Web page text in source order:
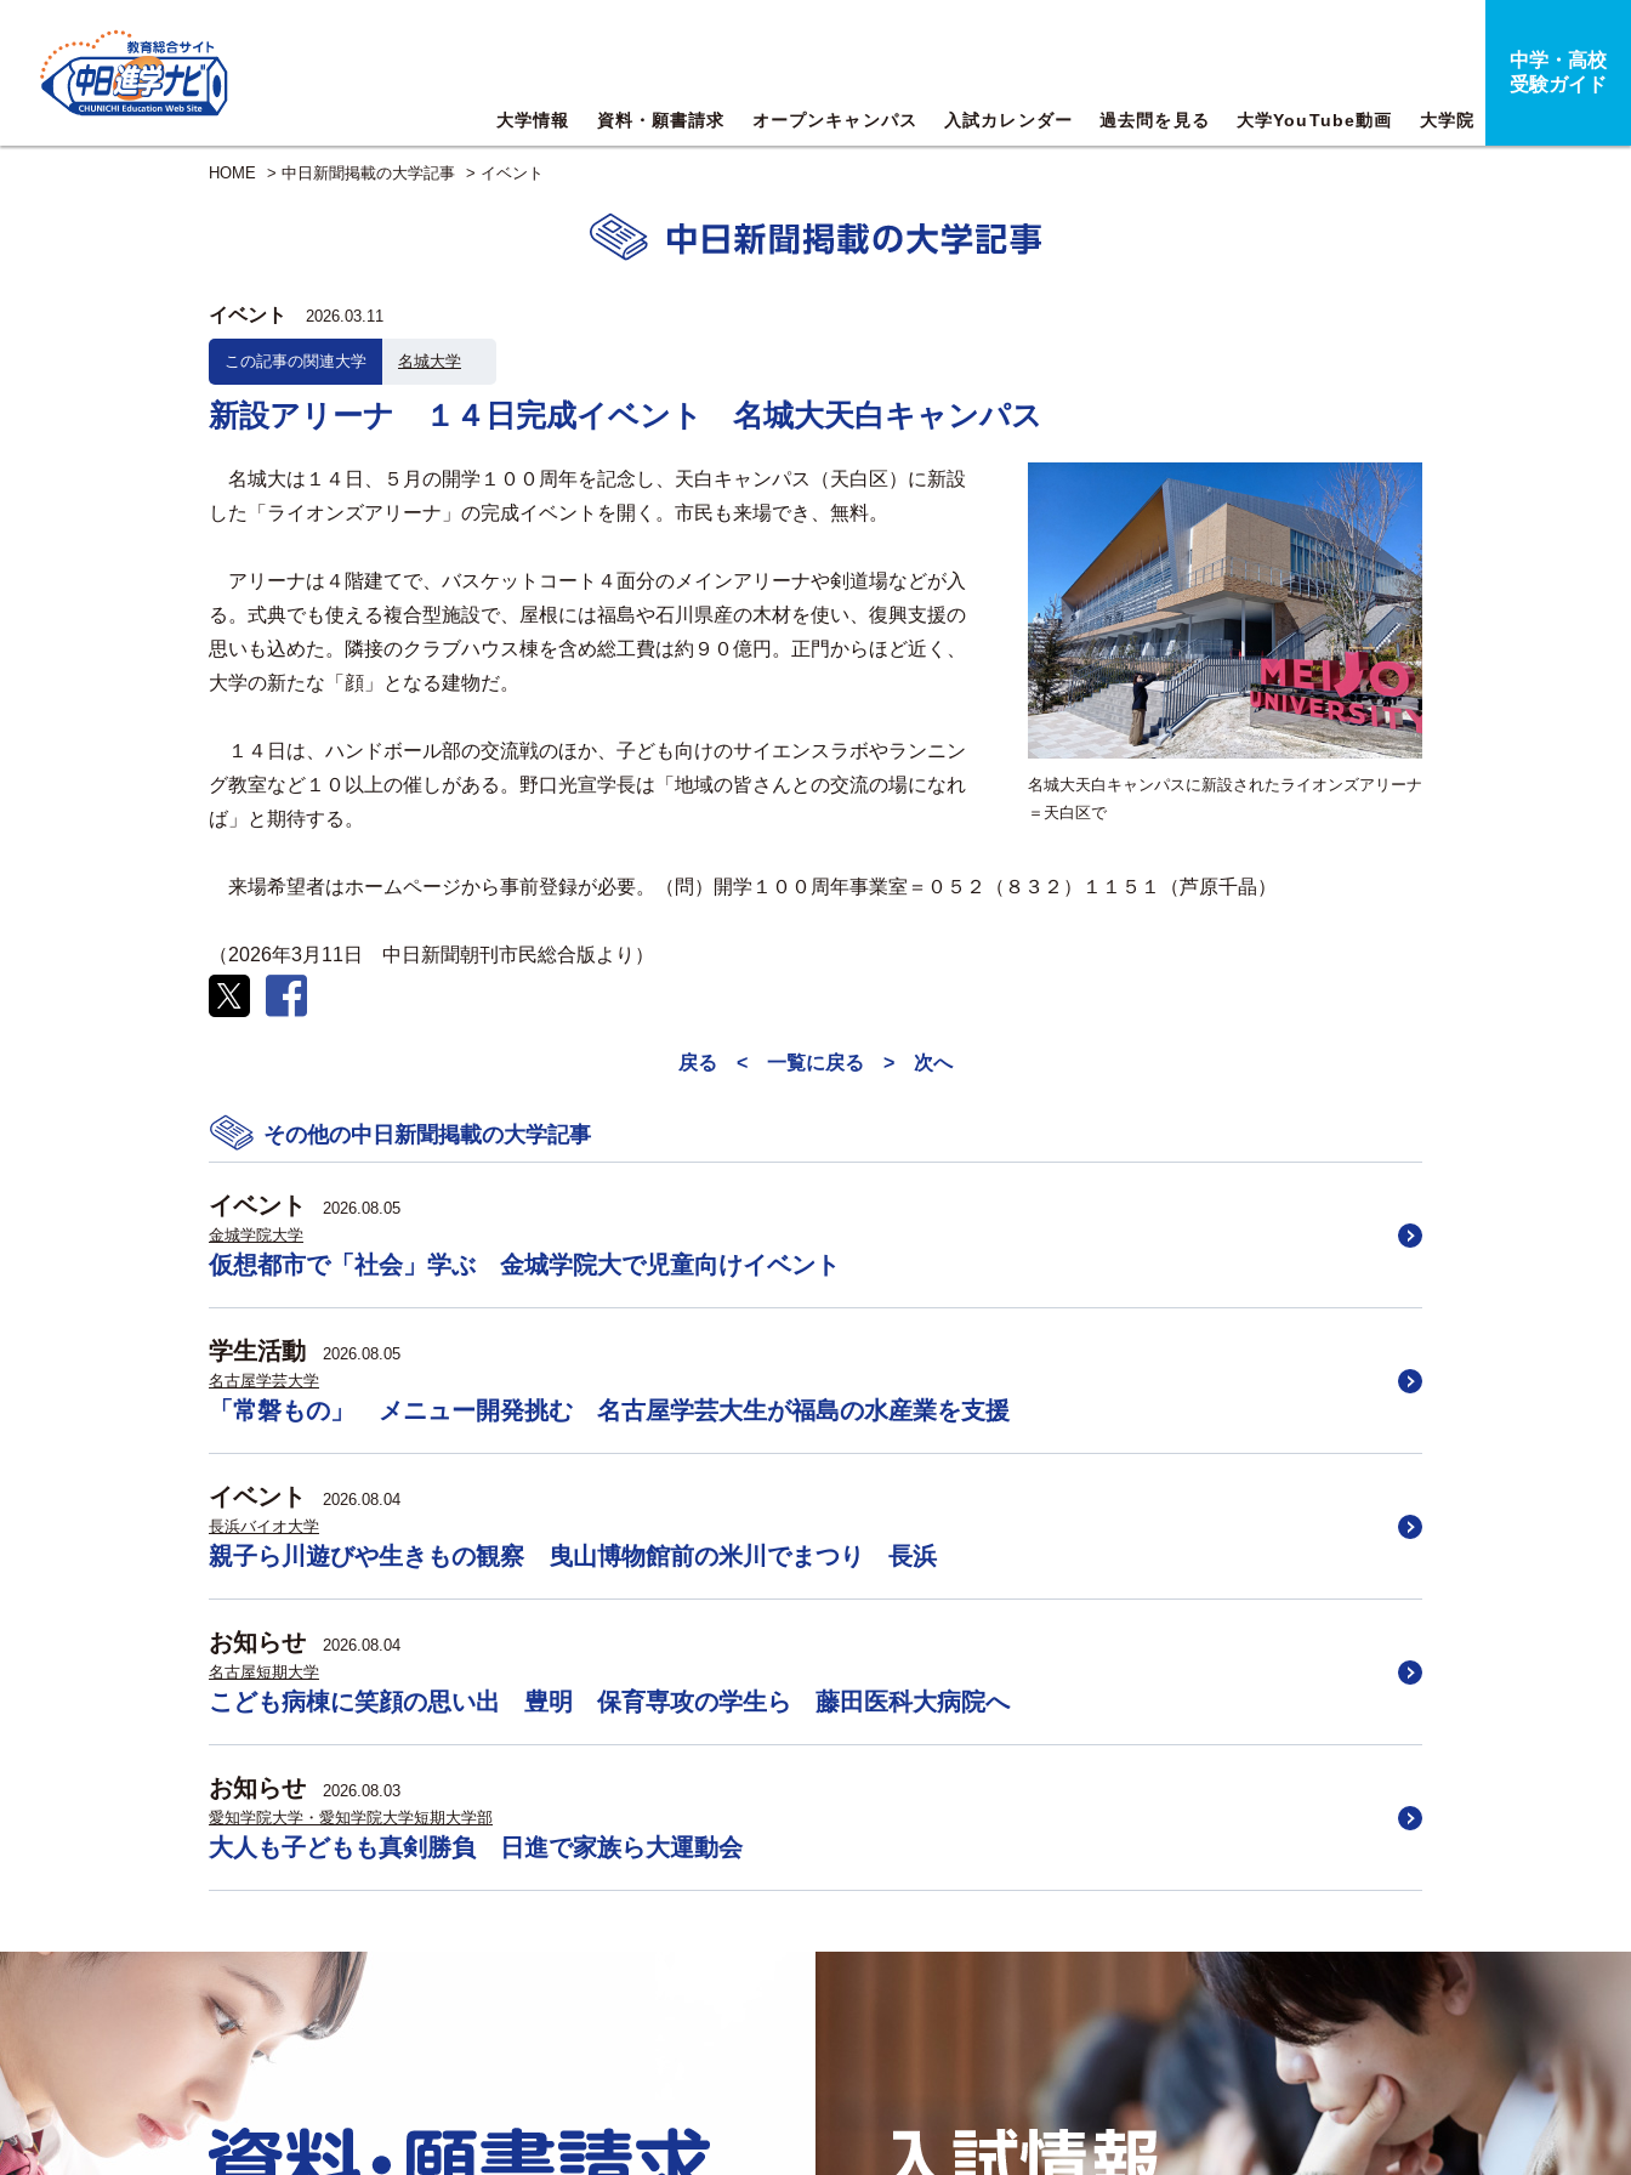
大学情報 資料・願書請求 オープンキャンパス 入試カレンダー 過去問を見る 大学YouTube動画 大学院
中学・高校
受験ガイド
HOME > 中日新聞掲載の大学記事 > イベント
イベント 2026.03.11
この記事の関連大学 名城大学
新設アリーナ １４日完成イベント 名城大天白キャンパス
名城大天白キャンパスに新設されたライオンズアリーナ
＝天白区で
名城大は１４日、５月の開学１００周年を記念し、天白キャンパス（天白区）に新設
した「ライオンズアリーナ」の完成イベントを開く。市民も来場でき、無料。
アリーナは４階建てで、バスケットコート４面分のメインアリーナや剣道場などが入
る。式典でも使える複合型施設で、屋根には福島や石川県産の木材を使い、復興支援の
思いも込めた。隣接のクラブハウス棟を含め総工費は約９０億円。正門からほど近く、
大学の新たな「顔」となる建物だ。
１４日は、ハンドボール部の交流戦のほか、子ども向けのサイエンスラボやランニン
グ教室など１０以上の催しがある。野口光宣学長は「地域の皆さんとの交流の場になれ
ば」と期待する。
来場希望者はホームページから事前登録が必要。（問）開学１００周年事業室＝０５２（８３２）１１５１（芦原千晶）
（2026年3月11日 中日新聞朝刊市民総合版より）
戻る < 一覧に戻る > 次へ
その他の中日新聞掲載の大学記事
イベント
2026.08.05
金城学院大学
仮想都市で「社会」学ぶ 金城学院大で児童向けイベント
学生活動
2026.08.05
名古屋学芸大学
「常磐もの」 メニュー開発挑む 名古屋学芸大生が福島の水産業を支援
イベント
2026.08.04
長浜バイオ大学
親子ら川遊びや生きもの観察 曳山博物館前の米川でまつり 長浜
お知らせ
2026.08.04
名古屋短期大学
こども病棟に笑顔の思い出 豊明 保育専攻の学生ら 藤田医科大病院へ
お知らせ
2026.08.03
愛知学院大学・愛知学院大学短期大学部
大人も子どもも真剣勝負 日進で家族ら大運動会